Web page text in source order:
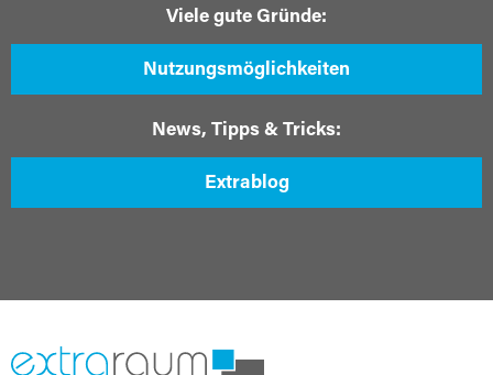
Viele gute Gründe:
Nutzungsmöglichkeiten
News, Tipps & Tricks:
Extrablog